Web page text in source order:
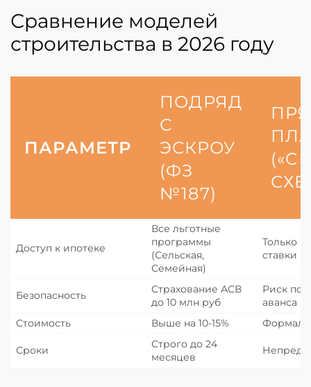
Сравнение моделей
строительства в 2026 году
ПАРАМЕТР
ПОДРЯД
С
ЭСКРОУ
(ФЗ
№187)
Доступ к ипотеке
Все льготные
программы
(Сельская,
Семейная)
Только
ставки
Безопасность
Страхование АСВ
до 10 млн руб
Риск
аванса
Стоимость
Выше на 10-15%
Сроки
Строго до 24
месяцев